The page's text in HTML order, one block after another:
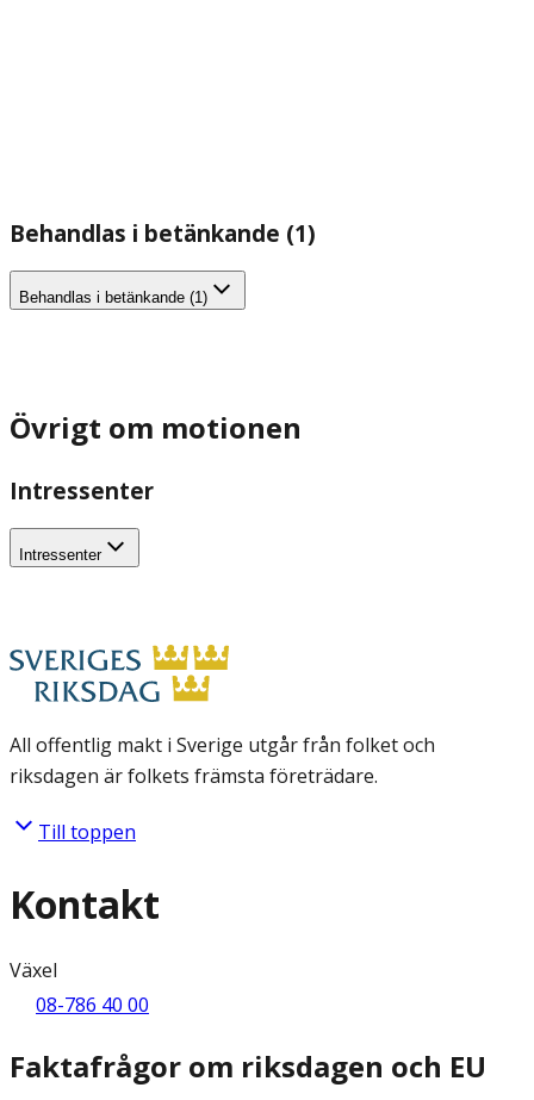
Behandlas i betänkande (1)
Behandlas i betänkande (1)
Övrigt om motionen
Intressenter
Intressenter
All offentlig makt i Sverige utgår från folket och
riksdagen är folkets främsta företrädare.
Till toppen
Kontakt
Växel
08-786 40 00
Faktafrågor om riksdagen och EU